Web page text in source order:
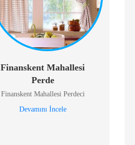
Finanskent Mahallesi
Perde
Finanskent Mahallesi Perdeci
Devamını İncele